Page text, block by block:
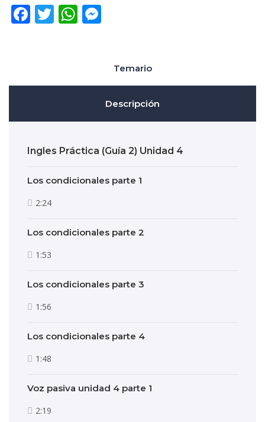
Facebook
TwitterWhatsApp
Temario
Descripción
Ingles Práctica (Guía 2) Unidad 4
Los condicionales parte 1
2:24
Los condicionales parte 2
1:53
Los condicionales parte 3
1:56
Los condicionales parte 4
1:48
Voz pasiva unidad 4 parte 1
2:19